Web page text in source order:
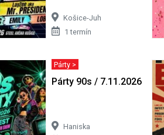
Košice-Juh
1 termín
Párty >
Párty 90s / 7.11.2026 /
Haniska